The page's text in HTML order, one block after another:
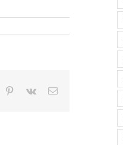
Pinterest
Vk Email